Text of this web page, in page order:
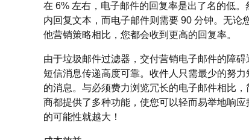
在 6% 左右，电子邮件的回复率是出了名的低
内回复文本，而电子邮件则需要 90 分钟。无
他营销策略相比，您都会收到更高的回复率。
由于垃圾邮件过滤器，交付营销电子邮件的障
短信消息传递高度可靠。收件人只需最少的努
的消息。与必须费力浏览冗长的电子邮件相比
商都提供了多种功能，使您可以轻而易举地响
的可能性就越大！